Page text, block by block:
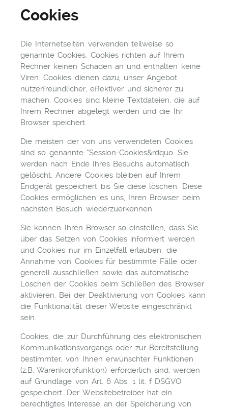
Cookies
Die Internetseiten verwenden teilweise so
genannte Cookies. Cookies richten auf Ihrem
Rechner keinen Schaden an und enthalten keine
Viren. Cookies dienen dazu, unser Angebot
nutzerfreundlicher, effektiver und sicherer zu
machen. Cookies sind kleine Textdateien, die auf
Ihrem Rechner abgelegt werden und die Ihr
Browser speichert.
Die meisten der von uns verwendeten Cookies
sind so genannte “Session-Cookies&rdquo. Sie
werden nach Ende Ihres Besuchs automatisch
gelöscht. Andere Cookies bleiben auf Ihrem
Endgerät gespeichert bis Sie diese löschen. Diese
Cookies ermöglichen es uns, Ihren Browser beim
nächsten Besuch wiederzuerkennen.
Sie können Ihren Browser so einstellen, dass Sie
über das Setzen von Cookies informiert werden
und Cookies nur im Einzelfall erlauben, die
Annahme von Cookies für bestimmte Fälle oder
generell ausschließen sowie das automatische
Löschen der Cookies beim Schließen des Browser
aktivieren. Bei der Deaktivierung von Cookies kann
die Funktionalität dieser Website eingeschränkt
sein.
Cookies, die zur Durchführung des elektronischen
Kommunikationsvorgangs oder zur Bereitstellung
bestimmter, von Ihnen erwünschter Funktionen
(z.B. Warenkorbfunktion) erforderlich sind, werden
auf Grundlage von Art. 6 Abs. 1 lit. f DSGVO
gespeichert. Der Websitebetreiber hat ein
berechtigtes Interesse an der Speicherung von